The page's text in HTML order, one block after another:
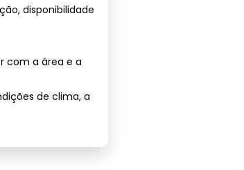
disponibilidade
com a área e a
de clima, a